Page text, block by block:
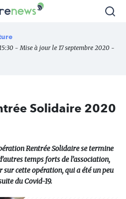
- Mise à jour le 17 septembre 2020 -
Solidaire 2020
Rentrée Solidaire se termine
temps forts de l’association,
cette opération, qui a été un peu
du Covid-19.